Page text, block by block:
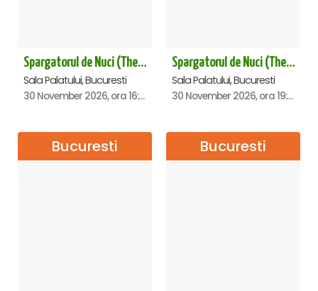
Spargatorul de Nuci (The Nutcracker) -UKRAINIAN CLASSICAL BALLET (ora 16.00) - Bucuresti
Sala Palatului, Bucuresti
30 November 2026, ora 16:00
Spargatorul de Nuci (The Nutcracker) -UKRAINIAN CLASSICAL BALLET (ora 19.30) - Bucuresti
Sala Palatului, Bucuresti
30 November 2026, ora 19:30
Bucuresti Bucuresti